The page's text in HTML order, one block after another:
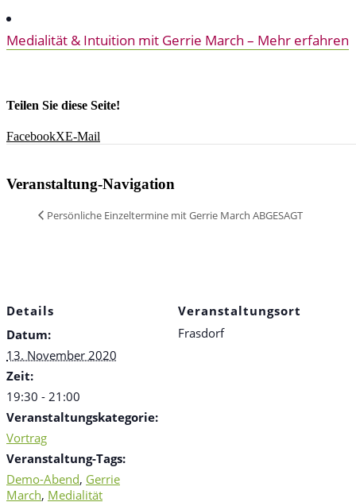
Medialität & Intuition mit Gerrie March – Mehr erfahren
Teilen Sie diese Seite!
FacebookXE-Mail
Veranstaltung-Navigation
Persönliche Einzeltermine mit Gerrie March ABGESAGT
Details
Datum:
13. November 2020
Zeit:
19:30 - 21:00
Veranstaltungskategorie:
Vortrag
Veranstaltung-Tags:
Demo-Abend, Gerrie
March, Medialität
Veranstaltungsort
Frasdorf